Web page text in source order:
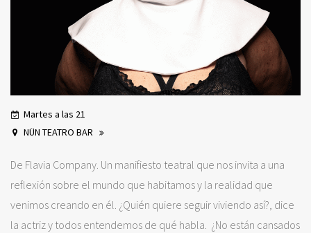
Martes a las 21
NÜN TEATRO BAR
De Flavia Company. Un manifiesto teatral que nos invita a una
reflexión sobre el mundo que habitamos y la realidad que
venimos creando en él. ¿Quién quiere seguir viviendo así?, dice
la actriz y todos entendemos de qué habla. ¿No están cansados